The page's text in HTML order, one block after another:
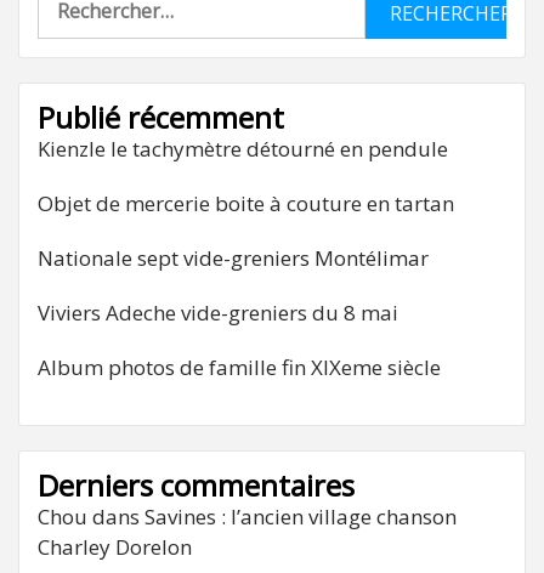
Publié récemment
Kienzle le tachymètre détourné en pendule
Objet de mercerie boite à couture en tartan
Nationale sept vide-greniers Montélimar
Viviers Adeche vide-greniers du 8 mai
Album photos de famille fin XIXeme siècle
Derniers commentaires
Chou dans Savines : l’ancien village chanson
Charley Dorelon